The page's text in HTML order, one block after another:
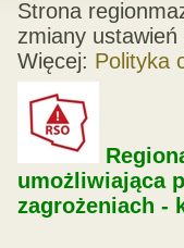
Strona
zmiany
Więcej: Polityka
umożliwiająca
zagrożeniach -